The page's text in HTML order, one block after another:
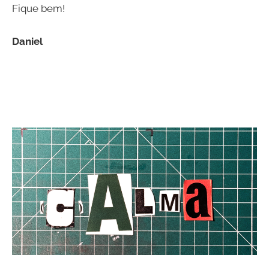
Fique bem!
Daniel